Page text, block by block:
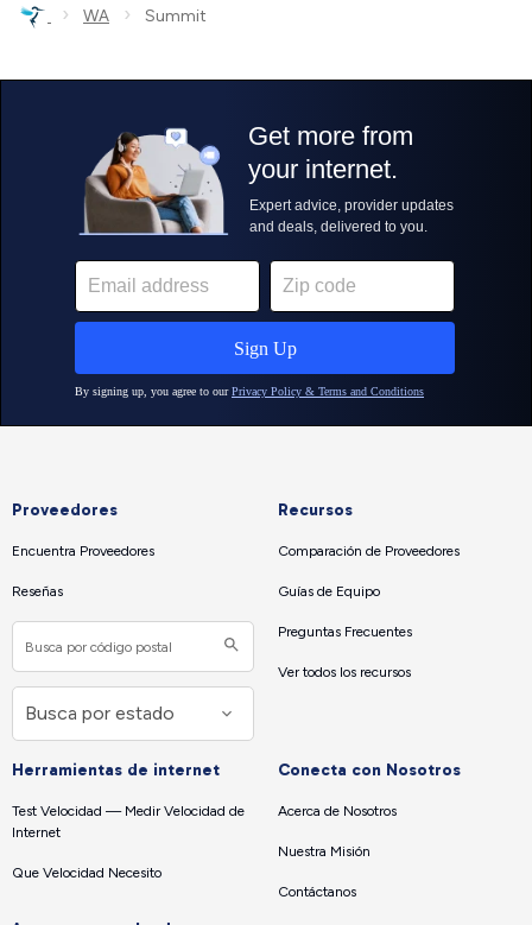
› WA › Summit
Proveedores
Encuentra Proveedores
Reseñas
Recursos
Comparación de Proveedores
Guías de Equipo
Preguntas Frecuentes
Ver todos los recursos
Herramientas de internet
Test Velocidad — Medir Velocidad de
Internet
Que Velocidad Necesito
Conecta con Nosotros
Acerca de Nosotros
Nuestra Misión
Contáctanos